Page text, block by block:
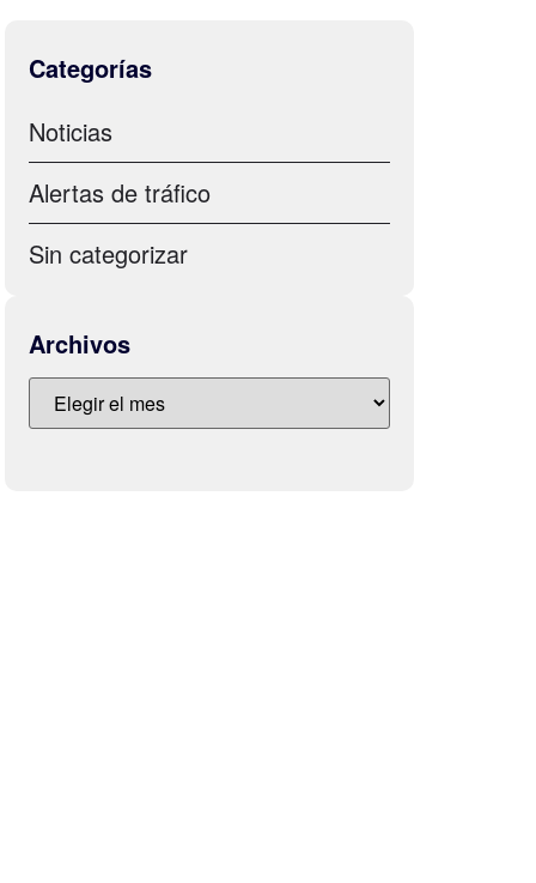
Categorías
Noticias
Alertas de tráfico
Sin categorizar
Archivos